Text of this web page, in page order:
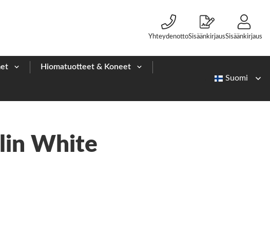
YhteydenottoSisäänkirjausSisäänkirjaus
Hiomatuotteet & Koneet
White